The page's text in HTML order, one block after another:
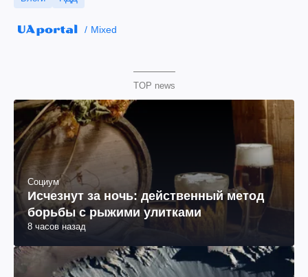
Mixed
TOP news
Социум
Исчезнут за ночь: действенный метод
борьбы с рыжими улитками
8 часов назад